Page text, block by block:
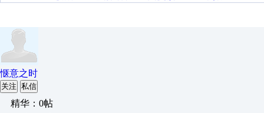
惬意之时
关注 私信
精华：0帖